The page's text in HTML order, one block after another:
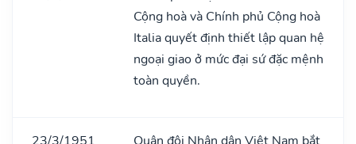
Cộng hoà và Chính phủ Cộng hoà
Italia quyết định thiết lập quan hệ
ngoại giao ở mức đại sứ đặc mệnh
toàn quyền.